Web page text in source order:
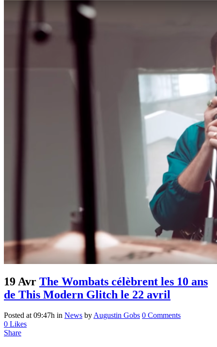
19 Avr The Wombats célèbrent les 10 ans
de This Modern Glitch le 22 avril
Posted at 09:47h in News by Augustin Gobs 0 Comments
0 Likes
Share